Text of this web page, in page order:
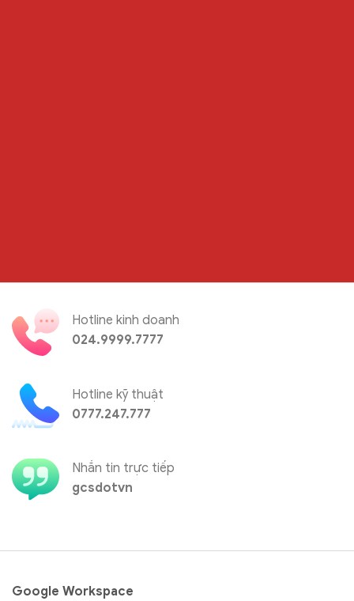
Hotline kinh doanh
024.9999.7777
Hotline kỹ thuật
0777.247.777
Nhắn tin trực tiếp
gcsdotvn
Google Workspace